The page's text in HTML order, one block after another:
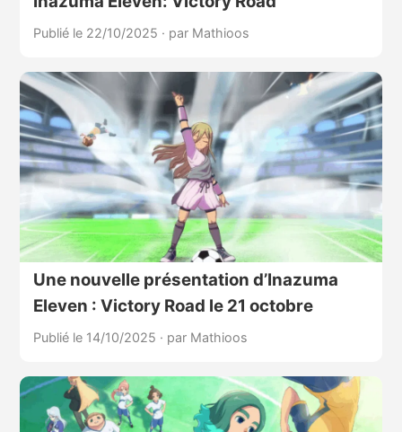
Publié le 22/10/2025 · par Mathioos
Une nouvelle présentation d’Inazuma
Eleven : Victory Road le 21 octobre
Publié le 14/10/2025 · par Mathioos